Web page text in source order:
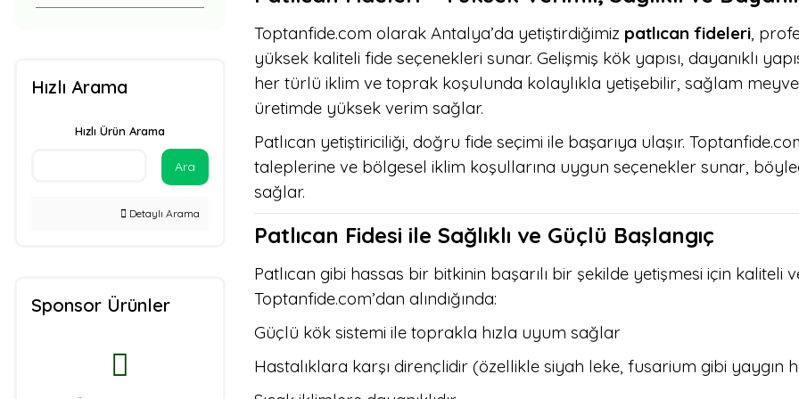
Fito Tohum (1)
Rito Tohumculuk (1)
Seminis Tohum (1)
Tofida Tarım (1)
Hızlı Arama
Hızlı Ürün Arama
Ara
Detaylı Arama
Sponsor Ürünler
Toptanfide.com olarak Antalya’da yetiştirdiğimiz patlıcan fideleri,
yüksek kaliteli fide seçenekleri sunar. Gelişmiş kök yapısı, dayanıklı
her türlü iklim ve toprak koşulunda kolaylıkla yetişebilir, sağlam
üretimde yüksek verim sağlar.
Patlıcan yetiştiriciliği, doğru fide seçimi ile başarıya ulaşır.
taleplerine ve bölgesel iklim koşullarına uygun seçenekler sunar,
sağlar.
Patlıcan Fidesi ile Sağlıklı ve Güçlü Başlangıç
Patlıcan gibi hassas bir bitkinin başarılı bir şekilde yetişmesi için kaliteli
Toptanfide.com’dan alındığında:
Güçlü kök sistemi ile toprakla hızla uyum sağlar
Hastalıklara karşı dirençlidir (özellikle siyah leke, fusarium gibi yaygın